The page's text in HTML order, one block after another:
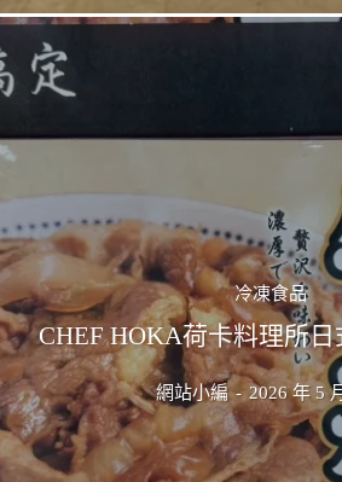
冷凍食品
CHEF HOKA荷卡料理所日
網站小編 - 2026 年 5